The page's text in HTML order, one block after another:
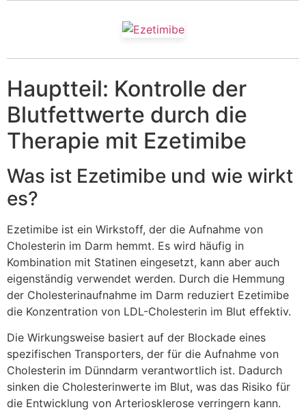
Hauptteil: Kontrolle der
Blutfettwerte durch die
Therapie mit Ezetimibe
Was ist Ezetimibe und wie wirkt
es?
Ezetimibe ist ein Wirkstoff, der die Aufnahme von
Cholesterin im Darm hemmt. Es wird häufig in
Kombination mit Statinen eingesetzt, kann aber auch
eigenständig verwendet werden. Durch die Hemmung
der Cholesterinaufnahme im Darm reduziert Ezetimibe
die Konzentration von LDL-Cholesterin im Blut effektiv.
Die Wirkungsweise basiert auf der Blockade eines
spezifischen Transporters, der für die Aufnahme von
Cholesterin im Dünndarm verantwortlich ist. Dadurch
sinken die Cholesterinwerte im Blut, was das Risiko für
die Entwicklung von Arteriosklerose verringern kann.